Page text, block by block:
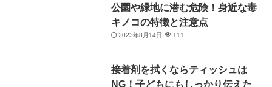
公園や緑地に潜む危険！身近な毒
キノコの特徴と注意点
2023年8月14日 111
接着剤を拭くならティッシュは
NG！子どもにもしっかり伝えた